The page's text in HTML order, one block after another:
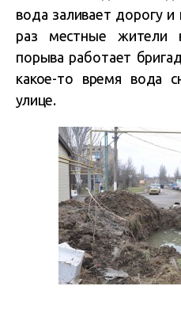
вода заливает дорогу и
раз местные жители
порыва работает
какое-то время вода
улице.